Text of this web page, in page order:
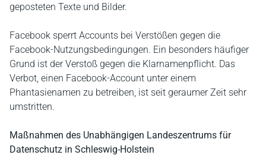
geposteten Texte und Bilder.
Facebook sperrt Accounts bei Verstößen gegen die
Facebook-Nutzungsbedingungen. Ein besonders häufiger
Grund ist der Verstoß gegen die Klarnamenpflicht. Das
Verbot, einen Facebook-Account unter einem
Phantasienamen zu betreiben, ist seit geraumer Zeit sehr
umstritten.
Maßnahmen des Unabhängigen Landeszentrums für
Datenschutz in Schleswig-Holstein